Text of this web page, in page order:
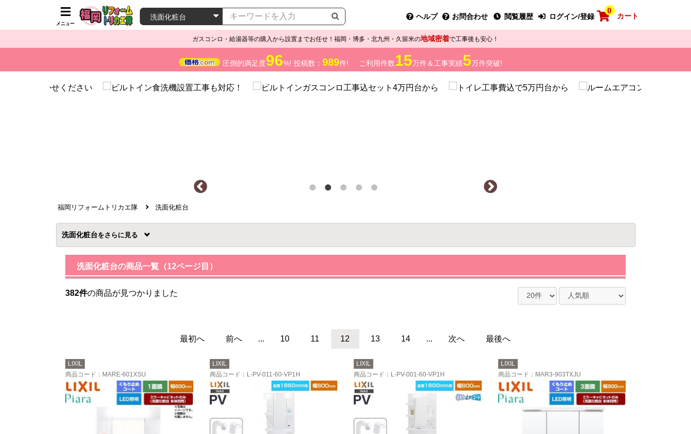
メニュー
ヘルプ お問合わせ 閲覧履歴 ログイン/登録
0
カート
ガスコンロ・給湯器等の購入から設置までお任せ！福岡・博多・北九州・久留米の地域密着で工事後も安心！
圧倒的満足度96%! 投稿数： 989件! ご利用件数15万件＆工事実績5万件突破!
福岡リフォームトリカエ隊 洗面化粧台
洗面化粧台を
洗面化粧台の商品一覧（12ページ目）
382件の商品が見つかりました
最初へ 前へ ... 10 11 12 13 14 ... 次へ 最後へ
LIXIL
商品コード ：MARE-601XSU
LIXIL
商品コード ：L-PV-011-60-VP1H
LIXIL
商品コード ：L-PV-001-60-VP1H
LIXIL
商品コード ：MAR3-903TXJU